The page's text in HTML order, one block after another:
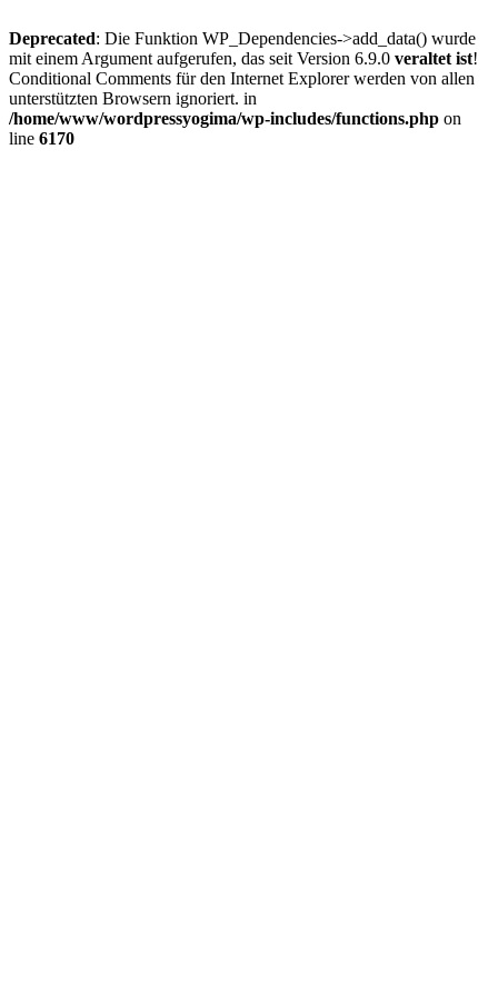
Deprecated: Die Funktion WP_Dependencies->add_data() wurde
mit einem Argument aufgerufen, das seit Version 6.9.0 veraltet ist!
Conditional Comments für den Internet Explorer werden von allen
unterstützten Browsern ignoriert. in
/home/www/wordpressyogima/wp-includes/functions.php on
line 6170